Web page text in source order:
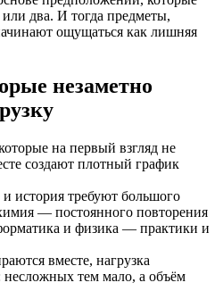
или два. И тогда предметы,
ощущаться как лишняя
незаметно
на первый взгляд не
создают плотный график
история требуют большого
— постоянного повторения
и физика — практики и
вместе, нагрузка
несложных тем мало, а объём